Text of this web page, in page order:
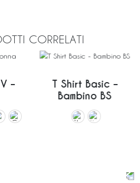
CORRELATI
–
T Shirt Basic –
Bambino BS